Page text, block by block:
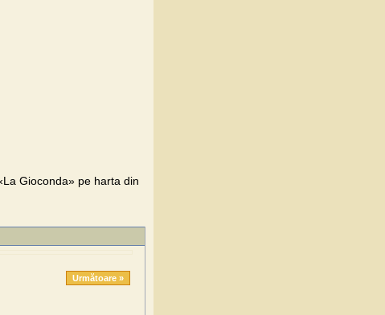
Gioconda» pe harta din
Următoare »